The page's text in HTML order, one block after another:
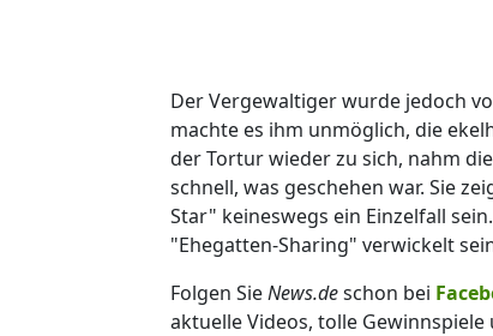
Der Vergewaltiger wurde jedoch
machte es ihm unmöglich, die
der Tortur wieder zu sich, nahm
schnell, was geschehen war. Sie
Star" keineswegs ein Einzelfall
"Ehegatten-Sharing" verwickelt
Folgen SieNews.deschon bei
aktuelle Videos, tolle